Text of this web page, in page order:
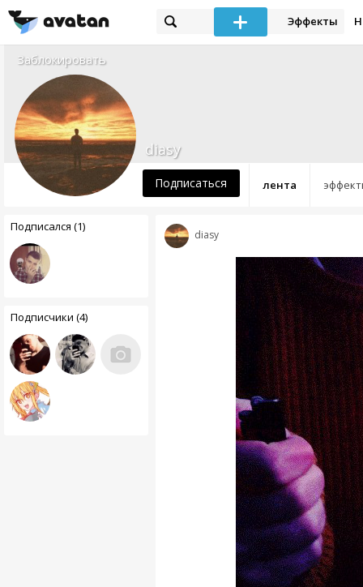
Эффекты
Заблокировать
лента
diasy
Подписаться
Подписался (1)
Подписчики (4)
diasy